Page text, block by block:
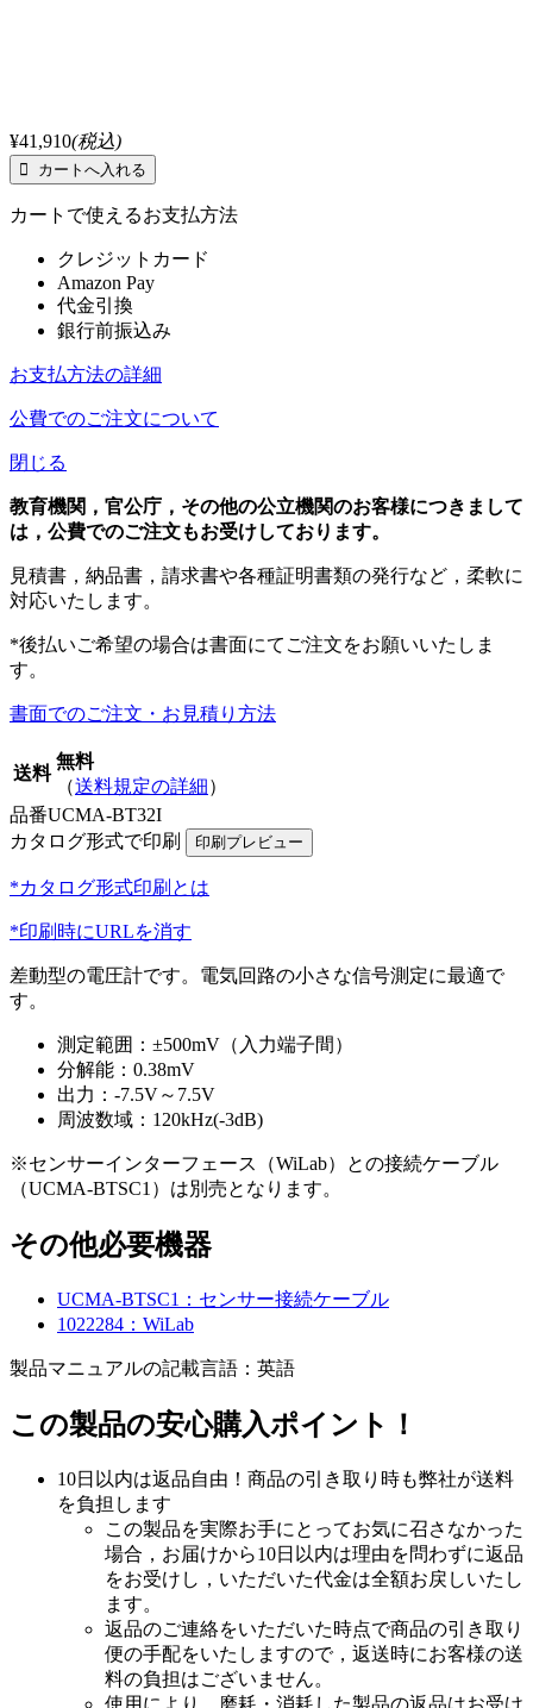
¥41,910(税込)
カートで使えるお支払方法
クレジットカード
Amazon Pay
代金引換
銀行前振込み
お支払方法の詳細
公費でのご注文について
閉じる
教育機関，官公庁，その他の公立機関のお客様につきまして
は，公費でのご注文もお受けしております。
見積書，納品書，請求書や各種証明書類の発行など，柔軟に
対応いたします。
*後払いご希望の場合は書面にてご注文をお願いいたしま
す。
書面でのご注文・お見積り方法
送料
無料
（送料規定の詳細）
品番UCMA-BT32I
カタログ形式で印刷
*カタログ形式印刷とは
*印刷時にURLを消す
差動型の電圧計です。電気回路の小さな信号測定に最適で
す。
測定範囲：±500mV（入力端子間）
分解能：0.38mV
出力：-7.5V～7.5V
周波数域：120kHz(-3dB)
※センサーインターフェース（WiLab）との接続ケーブル
（UCMA-BTSC1）は別売となります。
その他必要機器
UCMA-BTSC1：センサー接続ケーブル
1022284：WiLab
製品マニュアルの記載言語：英語
この製品の安心購入ポイント！
10日以内は返品自由！商品の引き取り時も弊社が送料
を負担します
この製品を実際お手にとってお気に召さなかった
場合，お届けから10日以内は理由を問わずに返品
をお受けし，いただいた代金は全額お戻しいたし
ます。
返品のご連絡をいただいた時点で商品の引き取り
便の手配をいたしますので，返送時にお客様の送
料の負担はございません。
使用により，磨耗・消耗した製品の返品はお受け